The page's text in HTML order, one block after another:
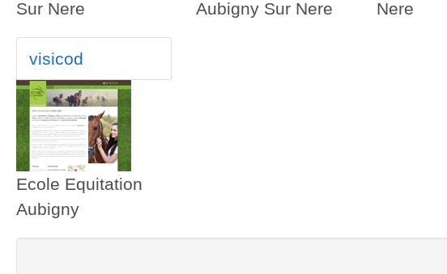
Sur Nere
Aubigny Sur Nere
Nere
visicod
Ecole Equitation
Aubigny